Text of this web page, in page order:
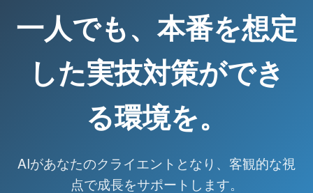
一人でも、本番を想定
した実技対策ができ
る環境を。
AIがあなたのクライエントとなり、客観的な視
点で成長をサポートします。